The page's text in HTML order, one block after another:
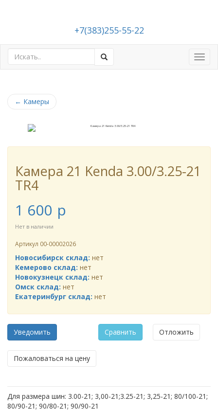
+7(383)255-55-22
← Камеры
Камера 21 Kenda 3.00/3.25-21
TR4
1 600 p
Нет в наличии
Артикул 00-00002026
Новосибирск склад: нет
Кемерово склад: нет
Новокузнецк склад: нет
Омск склад: нет
Екатеринбург склад: нет
Уведомить Сравнить Отложить
Пожаловаться на цену
Для размера шин: 3.00-21; 3,00-21;3.25-21; 3,25-21; 80/100-21;
80/90-21; 90/80-21; 90/90-21